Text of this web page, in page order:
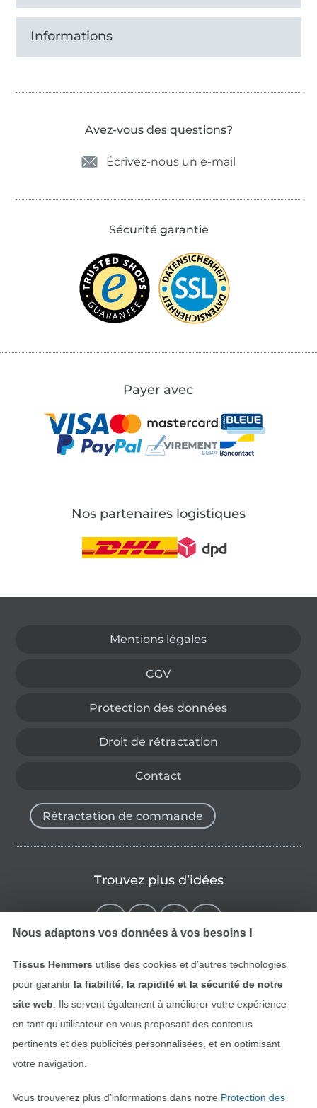
Informations
Avez-vous des questions?
Écrivez-nous un e-mail
Sécurité garantie
Payer avec
Nos partenaires logistiques
Mentions légales
CGV
Protection des données
Droit de rétractation
Contact
Rétractation de commande
Trouvez plus d’idées
Nous adaptons vos données à vos besoins !
Tissus Hemmers utilise des cookies et d’autres technologies
pour garantir la fiabilité, la rapidité et la sécurité de notre
site web . Ils servent également à améliorer votre expérience
en tant qu’utilisateur en vous proposant des contenus
pertinents et des publicités personnalisées, et en optimisant
votre navigation.
Vous trouverez plus d’informations dans notre Protection des